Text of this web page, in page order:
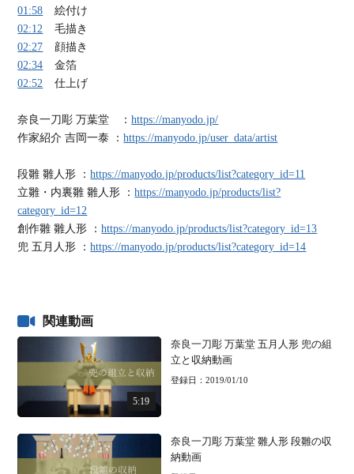
01:58
絵付け
02:12
毛描き
02:27
顔描き
02:34
金箔
02:52
仕上げ
奈良一刀彫 万葉堂 ：https://manyodo.jp/
作家紹介 吉岡一泰 ：https://manyodo.jp/user_data/artist
段雛 雛人形 ：https://manyodo.jp/products/list?category_id=11
立雛・内裏雛 雛人形 ：https://manyodo.jp/products/list?
category_id=12
創作雛 雛人形 ：https://manyodo.jp/products/list?category_id=13
兜 五月人形 ：https://manyodo.jp/products/list?category_id=14
関連動画
5:19
奈良一刀彫 万葉堂 五月人形 兜の組
立と収納動画
登録日：2019/01/10
奈良一刀彫 万葉堂 雛人形 段雛の収
納動画